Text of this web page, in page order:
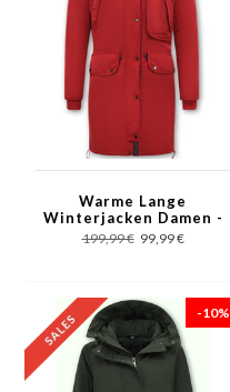
Warme Lange
Winterjacken Damen -
Rot
199,99 € 99,99 €
-10%